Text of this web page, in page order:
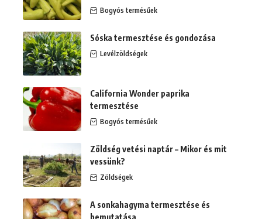
Bogyós termésűek
Sóska termesztése és gondozása
Levélzöldségek
California Wonder paprika
termesztése
Bogyós termésűek
Zöldség vetési naptár – Mikor és mit
vessünk?
Zöldségek
A sonkahagyma termesztése és
bemutatása